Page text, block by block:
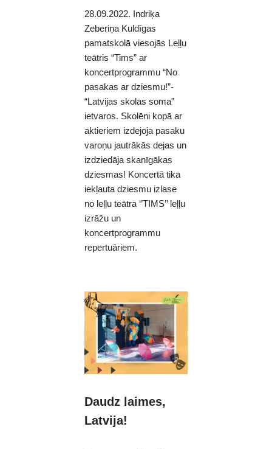
28.09.2022. Indriķa
Zeberiņa Kuldīgas
pamatskolā viesojās Leļļu
teātris “Tims” ar
koncertprogrammu “No
pasakas ar dziesmu!”-
“Latvijas skolas soma”
ietvaros. Skolēni kopā ar
aktieriem izdejoja pasaku
varoņu jautrākās dejas un
izdziedāja skanīgākas
dziesmas! Koncertā tika
iekļauta dziesmu izlase
no leļļu teātra ‘’TIMS’’ leļļu
izrāžu un
koncertprogrammu
repertuāriem.
Daudz laimes,
Latvija!